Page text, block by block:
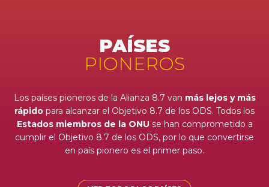
PAÍSES
PIONEROS
Los países pioneros de la Alianza 8.7 van más lejos y más
rápido para alcanzar el Objetivo 8.7 de los ODS. Todos los
Estados miembros de la ONU se han comprometido a
cumplir el Objetivo 8.7 de los ODS, por lo que convertirse
en país pionero es el primer paso.